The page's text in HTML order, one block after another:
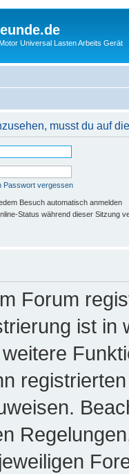
Universal Lasten Arbeits Gerät
musst du auf
Passwort vergessen
Besuch automatisch anmelden
Status während dieser Sitzung
Forum
ist in